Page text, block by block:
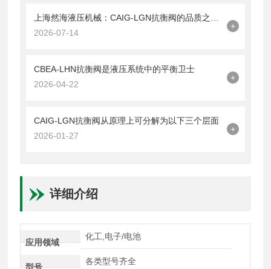
2026-07-14
+
CBEA-LHN抗衡阀是液压系统中的平衡卫士
2026-04-22
+
CAIG-LGN抗衡阀从原理上可分解为以下三个层面
2026-01-27
+
详细介绍
应用领域
化工,电子/电池
各类型号齐全